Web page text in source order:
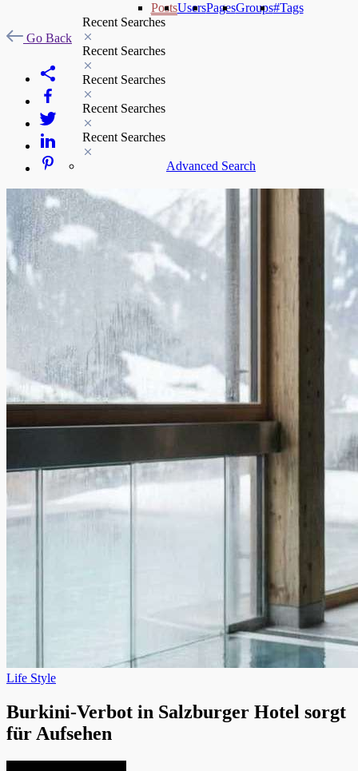
PostsUsersPagesGroups#Tags
Recent Searches
Recent Searches
Recent Searches
Recent Searches
Recent Searches
Advanced Search
411991 posts
#viral 265876 posts
#shorts
122686 posts
#cooking 73353 posts
#history
#motivation
3318 posts
#food
Guest
×
Please Login to continue.
Register
Night mode
×
Go Back
Life Style
Burkini-Verbot in Salzburger Hotel sorgt
für Aufsehen